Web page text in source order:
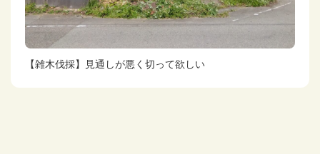
【雑木伐採】見通しが悪く切って欲しい